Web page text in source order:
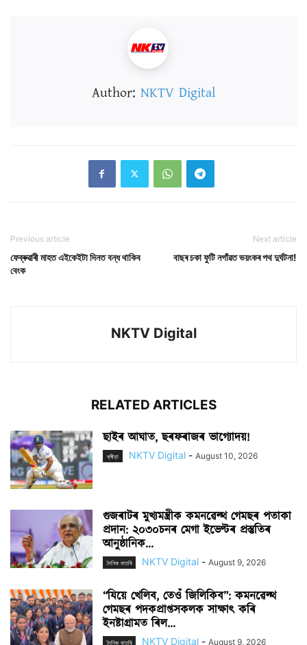
Author: NKTV Digital
Previous article
ফেব্ৰুৱাৰী মাহত এইকেইটা দিনত বন্ধ থাকিব
বেংক
Next article
বাছৰ চকা ফুটি নগাঁৱত ভয়ংকৰ পথ দুৰ্ঘটনা!
NKTV Digital
RELATED ARTICLES
ছাইৰ আঘাত, ছৰফৰাজৰ ভাগ্যোদয়!
ক্ৰীড়া NKTV Digital - August 10, 2026
গুজৰাটৰ মুখ্যমন্ত্ৰীক কমনৱেল্থ গেমছৰ পতাকা
প্ৰদান: ২০৩০চনৰ মেগা ইভেণ্টৰ প্ৰস্তুতিৰ
আনুষ্ঠানিক...
দৈনিক বাতৰি NKTV Digital - August 9, 2026
“যিয়ে খেলিব, তেওঁ জিলিকিব”: কমনৱেল্থ
গেমছৰ পদকপ্ৰাপ্তসকলক সাক্ষাৎ কৰি
ইনষ্টাগ্ৰামত ৰিল...
দৈনিক বাতৰি NKTV Digital - August 9, 2026